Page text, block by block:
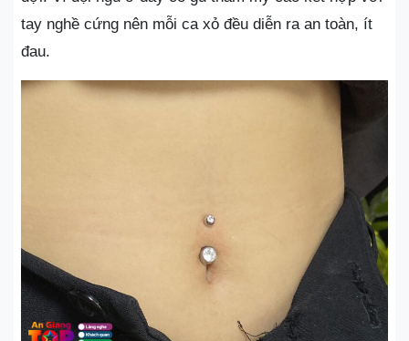
tay nghề cứng nên mỗi ca xỏ đều diễn ra an toàn, ít
đau.